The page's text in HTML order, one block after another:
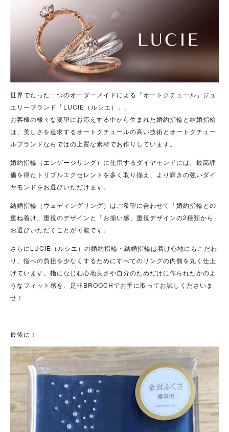
世界でたった一つのオーダーメイドによる「オートクチュール」ジュ
エリーブランド「LUCIE（ルシエ）」。
お客様の様々な要望にお応えする中から生まれた婚約指輪と結婚指輪
は、美しさを追求するオートクチュールの高い技術とオートクチュー
ルブランドならではの上質な素材でお作りしています。
婚約指輪（エンゲージリング）に使用するダイヤモンドには、最高評
価を得たトリプルエクセレントを多く取り揃え、より輝きの強いダイ
ヤモンドをお選びいただけます。
結婚指輪（ウェディングリング）はご希望に合わせて「婚約指輪との
重ね着け」重視のデザインと「お揃い感」重視デザインの2種類から
お選びいただくことが可能です。
さらにLUCIE（ルシエ）の婚約指輪・結婚指輪は着け心地にもこだわ
り、指への負担を少なくするためにすべてのリングの内側を丸く仕上
げています。指になじむ心地良さや自分のためだけに作られたかのよ
うなフィット感を、是非BROOCHでお手に取ってお試しくださいま
せ！
最後に！